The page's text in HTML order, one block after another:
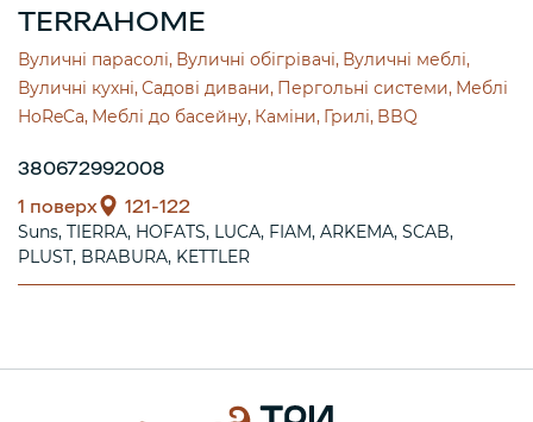
TERRAHOME
Вуличні парасолі Вуличні обігрівачі Вуличні меблі
Вуличні кухні Садові дивани Пергольні системи Меблі
HoReCa Меблі до басейну Каміни Грилі BBQ
380672992008
1 поверх
121-122
Suns TIERRA HOFATS LUCA FIAM ARKEMA SCAB
PLUST BRABURA KETTLER